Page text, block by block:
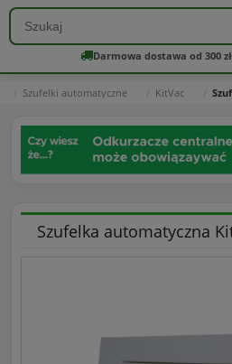
Darmowa dostawa od 300 zł,
Szufelki automatyczne KitVac
Szufelka automatyczna